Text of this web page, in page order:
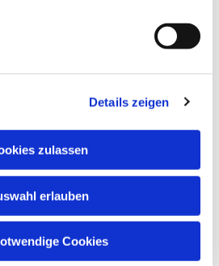
Details zeigen
zulassen
erlauben
Cookies